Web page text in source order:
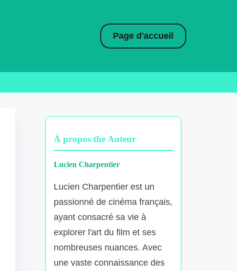
Page d'accueil
À propos the Auteur
Lucien Charpentier
Lucien Charpentier est un
passionné de cinéma français,
ayant consacré sa vie à
explorer l'art du film et ses
nombreuses nuances. Avec
une vaste connaissance des